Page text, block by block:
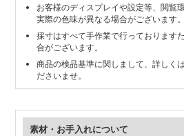
お客様のディスプレイや設定等、閲覧
実際の色味が異なる場合がございます。
採寸はすべて手作業で行っております
合がございます。
商品の検品基準に関しまして、詳しくは
ださいませ。
素材・お手入れについて